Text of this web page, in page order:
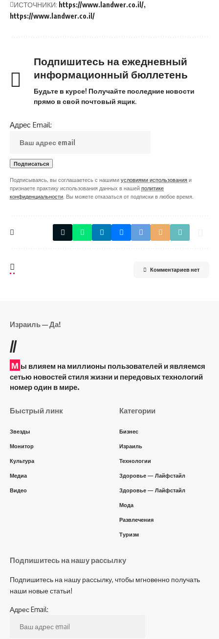
ИСТОЧНИКИ: https://www.landwer.co.il/
https://www.landwer.co.il/
Подпишитесь на ежедневный
информационный бюллетень
Будьте в курсе! Получайте последние новости
прямо в свой почтовый ящик.
Адрес Email:
Подписываясь, вы соглашаетесь с нашими условиями использования и
признаете практику использования данных в нашей политике
конфиденциальности . Вы можете отказаться от подписки в любое время.
Комментариев нет
Израиль — Да!
//
М ы влияем на миллионы пользователей и являемся
сетью новостей стиля жизни и передовых технологий
номер один в мире.
Быстрый линк
Звезды
Монитор
Культура
Медиа
Видео
Категории
Бизнес
Израиль
Технологии
Здоровье — Лайфстайл
Здоровье — Лайфстайл
Мода
Развлечения
Туризм
Подпишитесь на нашу рассылку
Подпишитесь на нашу рассылку, чтобы мгновенно получать
наши новые статьи!
Адрес Email: